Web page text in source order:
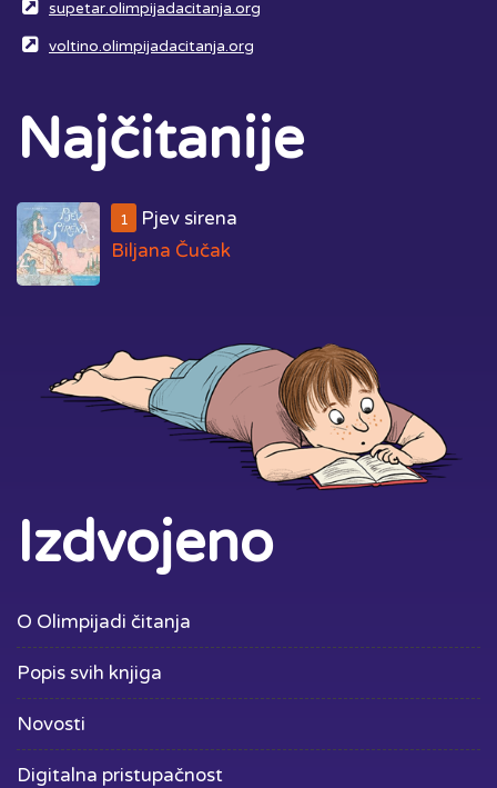
supetar.olimpijadacitanja.org
voltino.olimpijadacitanja.org
Najčitanije
1
Pjev sirena
Biljana Čučak
Izdvojeno
O Olimpijadi čitanja
Popis svih knjiga
Novosti
Digitalna pristupačnost